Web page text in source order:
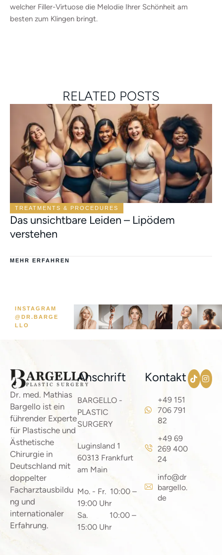
welcher Filler-Virtuose die Melodie Ihrer Schönheit am
besten zum Klingen bringt.
RELATED POSTS
TREATMENTS & PROCEDURES
Das unsichtbare Leiden – Lipödem
verstehen
MEHR ERFAHREN
INSTAGRAM
@DR.BARGE
LLO
Dr. med. Mathias
Bargello ist ein
führender Experte
für Plastische und
Ästhetische
Chirurgie in
Deutschland mit
doppelter
Facharztausbildu
ng und
internationaler
Erfahrung.
Anschrift
BARGELLO -
PLASTIC
SURGERY
Luginsland 1
60313 Frankfurt
am Main
Mo. - Fr. 10:00 –
19:00 Uhr
Sa. 10:00 –
15:00 Uhr
Kontakt
+49 151
706 791
82
+49 69
269 400
24
info@dr
bargello.
de